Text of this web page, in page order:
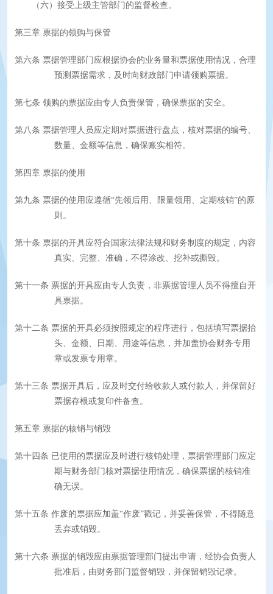
（六）接受上级主管部门的监督检查。
第三章 票据的领购与保管
第六条 票据管理部门应根据协会的业务量和票据使用情况，合理
预测票据需求，及时向财政部门申请领购票据。
第七条 领购的票据应由专人负责保管，确保票据的安全。
第八条 票据管理人员应定期对票据进行盘点，核对票据的编号、
数量、金额等信息，确保账实相符。
第四章 票据的使用
第九条 票据的使用应遵循“先领后用、限量领用、定期核销”的原
则。
第十条 票据的开具应符合国家法律法规和财务制度的规定，内容
真实、完整、准确，不得涂改、挖补或撕毁。
第十一条 票据的开具应由专人负责，非票据管理人员不得擅自开
具票据。
第十二条 票据的开具必须按照规定的程序进行，包括填写票据抬
头、金额、日期、用途等信息，并加盖协会财务专用
章或发票专用章。
第十三条 票据开具后，应及时交付给收款人或付款人，并保留好
票据存根或复印件备查。
第五章 票据的核销与销毁
第十四条 已使用的票据应及时进行核销处理，票据管理部门应定
期与财务部门核对票据使用情况，确保票据的核销准
确无误。
第十五条 作废的票据应加盖“作废”戳记，并妥善保管，不得随意
丢弃或销毁。
第十六条 票据的销毁应由票据管理部门提出申请，经协会负责人
批准后，由财务部门监督销毁，并保留销毁记录。